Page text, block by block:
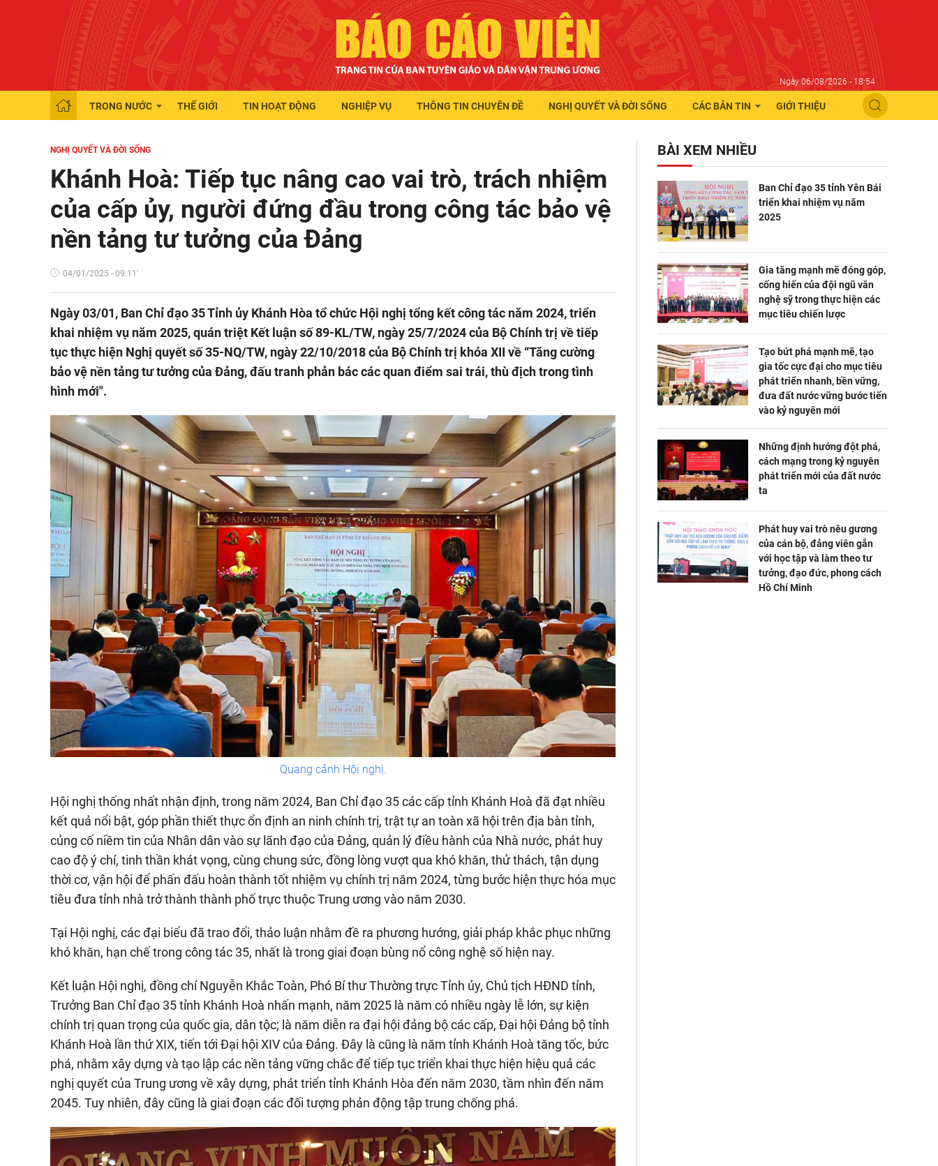
Ngày 06/08/2026 - 18:54
TRONG NƯỚC THẾ GIỚI TIN HOẠT ĐỘNG NGHIỆP VỤ THÔNG TIN CHUYÊN ĐỀ NGHỊ QUYẾT VÀ ĐỜI SỐNG CÁC BẢN TIN GIỚI THIỆU
NGHỊ QUYẾT VÀ ĐỜI SỐNG
Khánh Hoà: Tiếp tục nâng cao vai trò, trách nhiệm
của cấp ủy, người đứng đầu trong công tác bảo vệ
nền tảng tư tưởng của Đảng
04/01/2025 - 09:11'
Ngày 03/01, Ban Chỉ đạo 35 Tỉnh ủy Khánh Hòa tổ chức Hội nghị tổng kết công tác năm 2024, triển
khai nhiệm vụ năm 2025, quán triệt Kết luận số 89-KL/TW, ngày 25/7/2024 của Bộ Chính trị về tiếp
tục thực hiện Nghị quyết số 35-NQ/TW, ngày 22/10/2018 của Bộ Chính trị khóa XII về “Tăng cường
bảo vệ nền tảng tư tưởng của Đảng, đấu tranh phản bác các quan điểm sai trái, thù địch trong tình
hình mới".
Quang cảnh Hội nghị.
Hội nghị thống nhất nhận định, trong năm 2024, Ban Chỉ đạo 35 các cấp tỉnh Khánh Hoà đã đạt nhiều
kết quả nổi bật, góp phần thiết thực ổn định an ninh chính trị, trật tự an toàn xã hội trên địa bàn tỉnh,
củng cố niềm tin của Nhân dân vào sự lãnh đạo của Đảng, quản lý điều hành của Nhà nước, phát huy
cao độ ý chí, tinh thần khát vọng, cùng chung sức, đồng lòng vượt qua khó khăn, thử thách, tận dụng
thời cơ, vận hội để phấn đấu hoàn thành tốt nhiệm vụ chính trị năm 2024, từng bước hiện thực hóa mục
tiêu đưa tỉnh nhà trở thành thành phố trực thuộc Trung ương vào năm 2030.
Tại Hội nghị, các đại biểu đã trao đổi, thảo luận nhằm đề ra phương hướng, giải pháp khắc phục những
khó khăn, hạn chế trong công tác 35, nhất là trong giai đoạn bùng nổ công nghệ số hiện nay.
Kết luận Hội nghị, đồng chí Nguyễn Khắc Toàn, Phó Bí thư Thường trực Tỉnh ủy, Chủ tịch HĐND tỉnh,
Trưởng Ban Chỉ đạo 35 tỉnh Khánh Hoà nhấn mạnh, năm 2025 là năm có nhiều ngày lễ lớn, sự kiện
chính trị quan trọng của quốc gia, dân tộc; là năm diễn ra đại hội đảng bộ các cấp, Đại hội Đảng bộ tỉnh
Khánh Hoà lần thứ XIX, tiến tới Đại hội XIV của Đảng. Đây là cũng là năm tỉnh Khánh Hoà tăng tốc, bức
phá, nhằm xây dựng và tạo lập các nền tảng vững chắc để tiếp tục triển khai thực hiện hiệu quả các
nghị quyết của Trung ương về xây dựng, phát triển tỉnh Khánh Hòa đến năm 2030, tầm nhìn đến năm
2045. Tuy nhiên, đây cũng là giai đoạn các đối tượng phản động tập trung chống phá.
BÀI XEM NHIỀU
Ban Chỉ đạo 35 tỉnh Yên Bái
triển khai nhiệm vụ năm
2025
Gia tăng mạnh mẽ đóng góp,
cống hiến của đội ngũ văn
nghệ sỹ trong thực hiện các
mục tiêu chiến lược
Tạo bứt phá mạnh mẽ, tạo
gia tốc cực đại cho mục tiêu
phát triển nhanh, bền vững,
đưa đất nước vững bước tiến
vào kỷ nguyên mới
Những định hướng đột phá,
cách mạng trong kỷ nguyên
phát triển mới của đất nước
ta
Phát huy vai trò nêu gương
của cán bộ, đảng viên gắn
với học tập và làm theo tư
tưởng, đạo đức, phong cách
Hồ Chí Minh